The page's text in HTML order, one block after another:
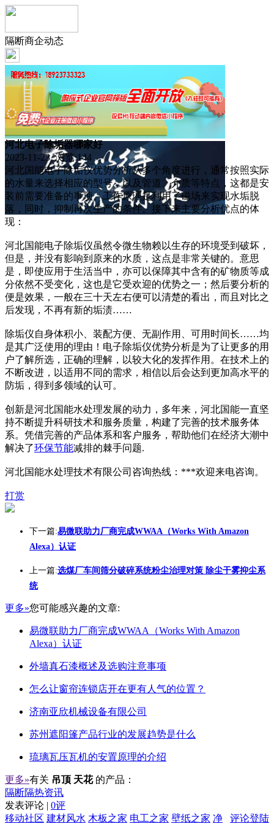
隔断商企动态
河北电子除垢器哪家好
2023-11-23 浏览:144
河北国能电子除垢仪优势分析从多个角度进行，通常按照实际
的水量来选择相应的型号，以及管道、介质等特点，这都是安
装前需要准备的事项。工作原理是利用了磁场来实现水垢脱
落，同时，抑制再次生产的条件。接下来主要分析优点的体
现：
河北国能电子除垢仪虽然令微生物赖以生存的环境受到破坏，
但是，并没有影响到原来的水质，这点是非常关键的。意思
是，即使应用于生活当中，亦可以保障其中含有的矿物质等成
分依然不受变化，这也是它受欢迎的优势之一；然后要分析的
便是效果，一般在三十天左右便可以清楚的看出，而且对比之
后发现，不再有新的垢渍……
除垢仪自身体积小、装配方便、无副作用、可用时间长……均
是其广泛使用的理由！电子除垢仪优势分析是为了让更多的用
户了解所选，正确的理解，以较大化的发挥作用。在技术上的
不断改进，以适用不同的需求，相信以后会达到更加高水平的
防垢，得到多领域的认可。
创新是河北国能水处理发展的动力，多年来，河北国能一直坚
持不断提升科研技术和服务质量，构建了完善的技术服务体
系。凭借完善的产品体系和客户服务，帮助他们在经济大潮中
解决了环保节能减排的棘手问题.
河北国能水处理技术有限公司咨询热线：***欢迎来电咨询。
打赏
下一篇:易微联助力厂商完成WWAA（Works With Amazon
Alexa）认证
上一篇:选煤厂车间筛分破碎系统粉尘治理对策 除尘干雾抑尘系
统
更多»您可能感兴趣的文章:
易微联助力厂商完成WWAA（Works With Amazon
Alexa）认证
外墙真石漆概述及选购注意事项
怎么让窗帘连锁店开在更有人气的位置？
济南亚欣机械设备有限公司
苏州遮阳篷产品行业的发展趋势是什么
琉璃瓦压瓦机的安置原理的介绍
更多»有关 吊顶 天花 的产品：
隔断隔热资讯
发表评论 | 0评
评论登陆
移动社区 建材风水 木板之家 电工之家 壁纸之家 净